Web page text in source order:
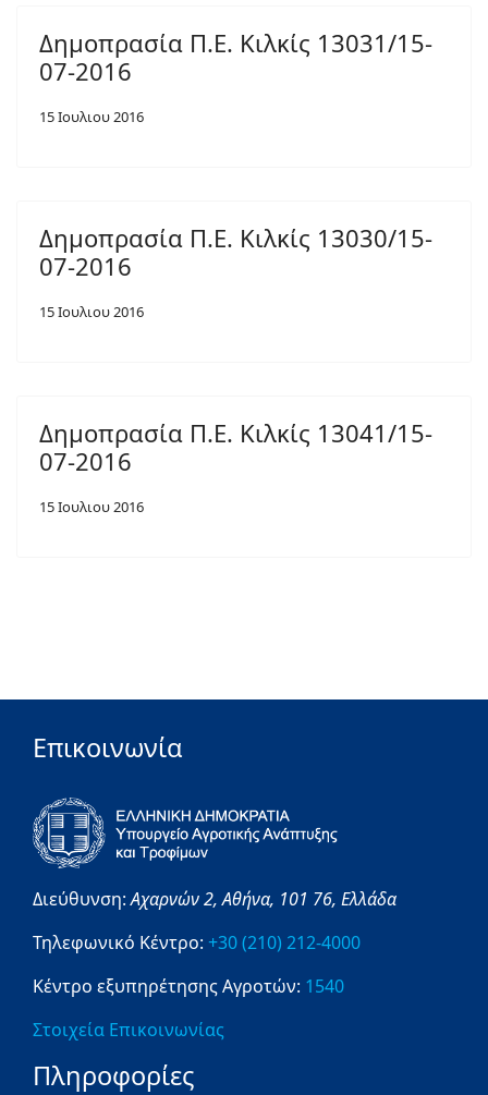
Δημοπρασία Π.Ε. Κιλκίς 13031/15-
07-2016
15 Ιουλιου 2016
Δημοπρασία Π.Ε. Κιλκίς 13030/15-
07-2016
15 Ιουλιου 2016
Δημοπρασία Π.Ε. Κιλκίς 13041/15-
07-2016
15 Ιουλιου 2016
Επικοινωνία
Διεύθυνση:Αχαρνών 2,Αθήνα, 101 76, Ελλάδα
Τηλεφωνικό Κέντρο: +30 (210) 212-4000
Κέντρο εξυπηρέτησης Αγροτών: 1540
Στοιχεία Επικοινωνίας
Πληροφορίες